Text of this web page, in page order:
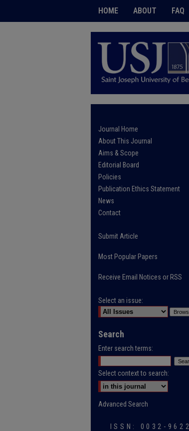
HOME ABOUT FAQ
Journal Home
About This Journal
Aims & Scope
Editorial Board
Policies
Publication Ethics Statement
News
Contact
Submit Article
Most Popular Papers
Receive Email Notices or RSS
Select an issue:
Search
Enter search terms:
Select context to search:
Advanced Search
ISSN: 0032-9622